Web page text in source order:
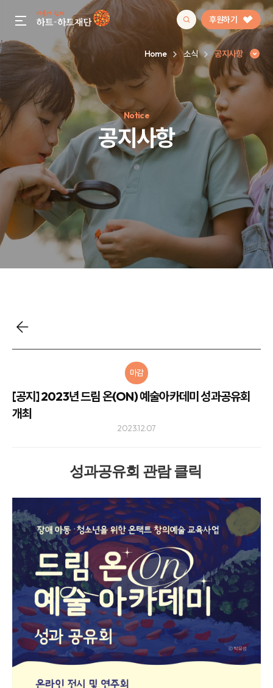
gnb menu open 후원하기
인기 키워드
#정기후원#하트플레이스#캠페인#팬덤후원
Home 소식 공지사항
Notice
공지사항
마감
[공지] 2023년 드림 온(ON) 예술아카데미 성과공유회
개최
2023.12.07
성과공유회 관람 클릭